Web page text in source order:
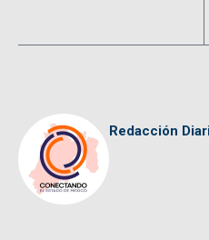
Redacción